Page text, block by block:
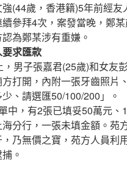
(44歲，香港籍)5年前經
參拜4次，案發當晚，鄭
為鄭某涉有重嫌。
求匯款
，男子張嘉君(25歲)和女友
打開，內附一張牙齒照片
、請選匯50/100/200」。
中，有2張已填妥50萬元
分行，一張未填金額。苑
乃無價之寶，苑方人員利
。